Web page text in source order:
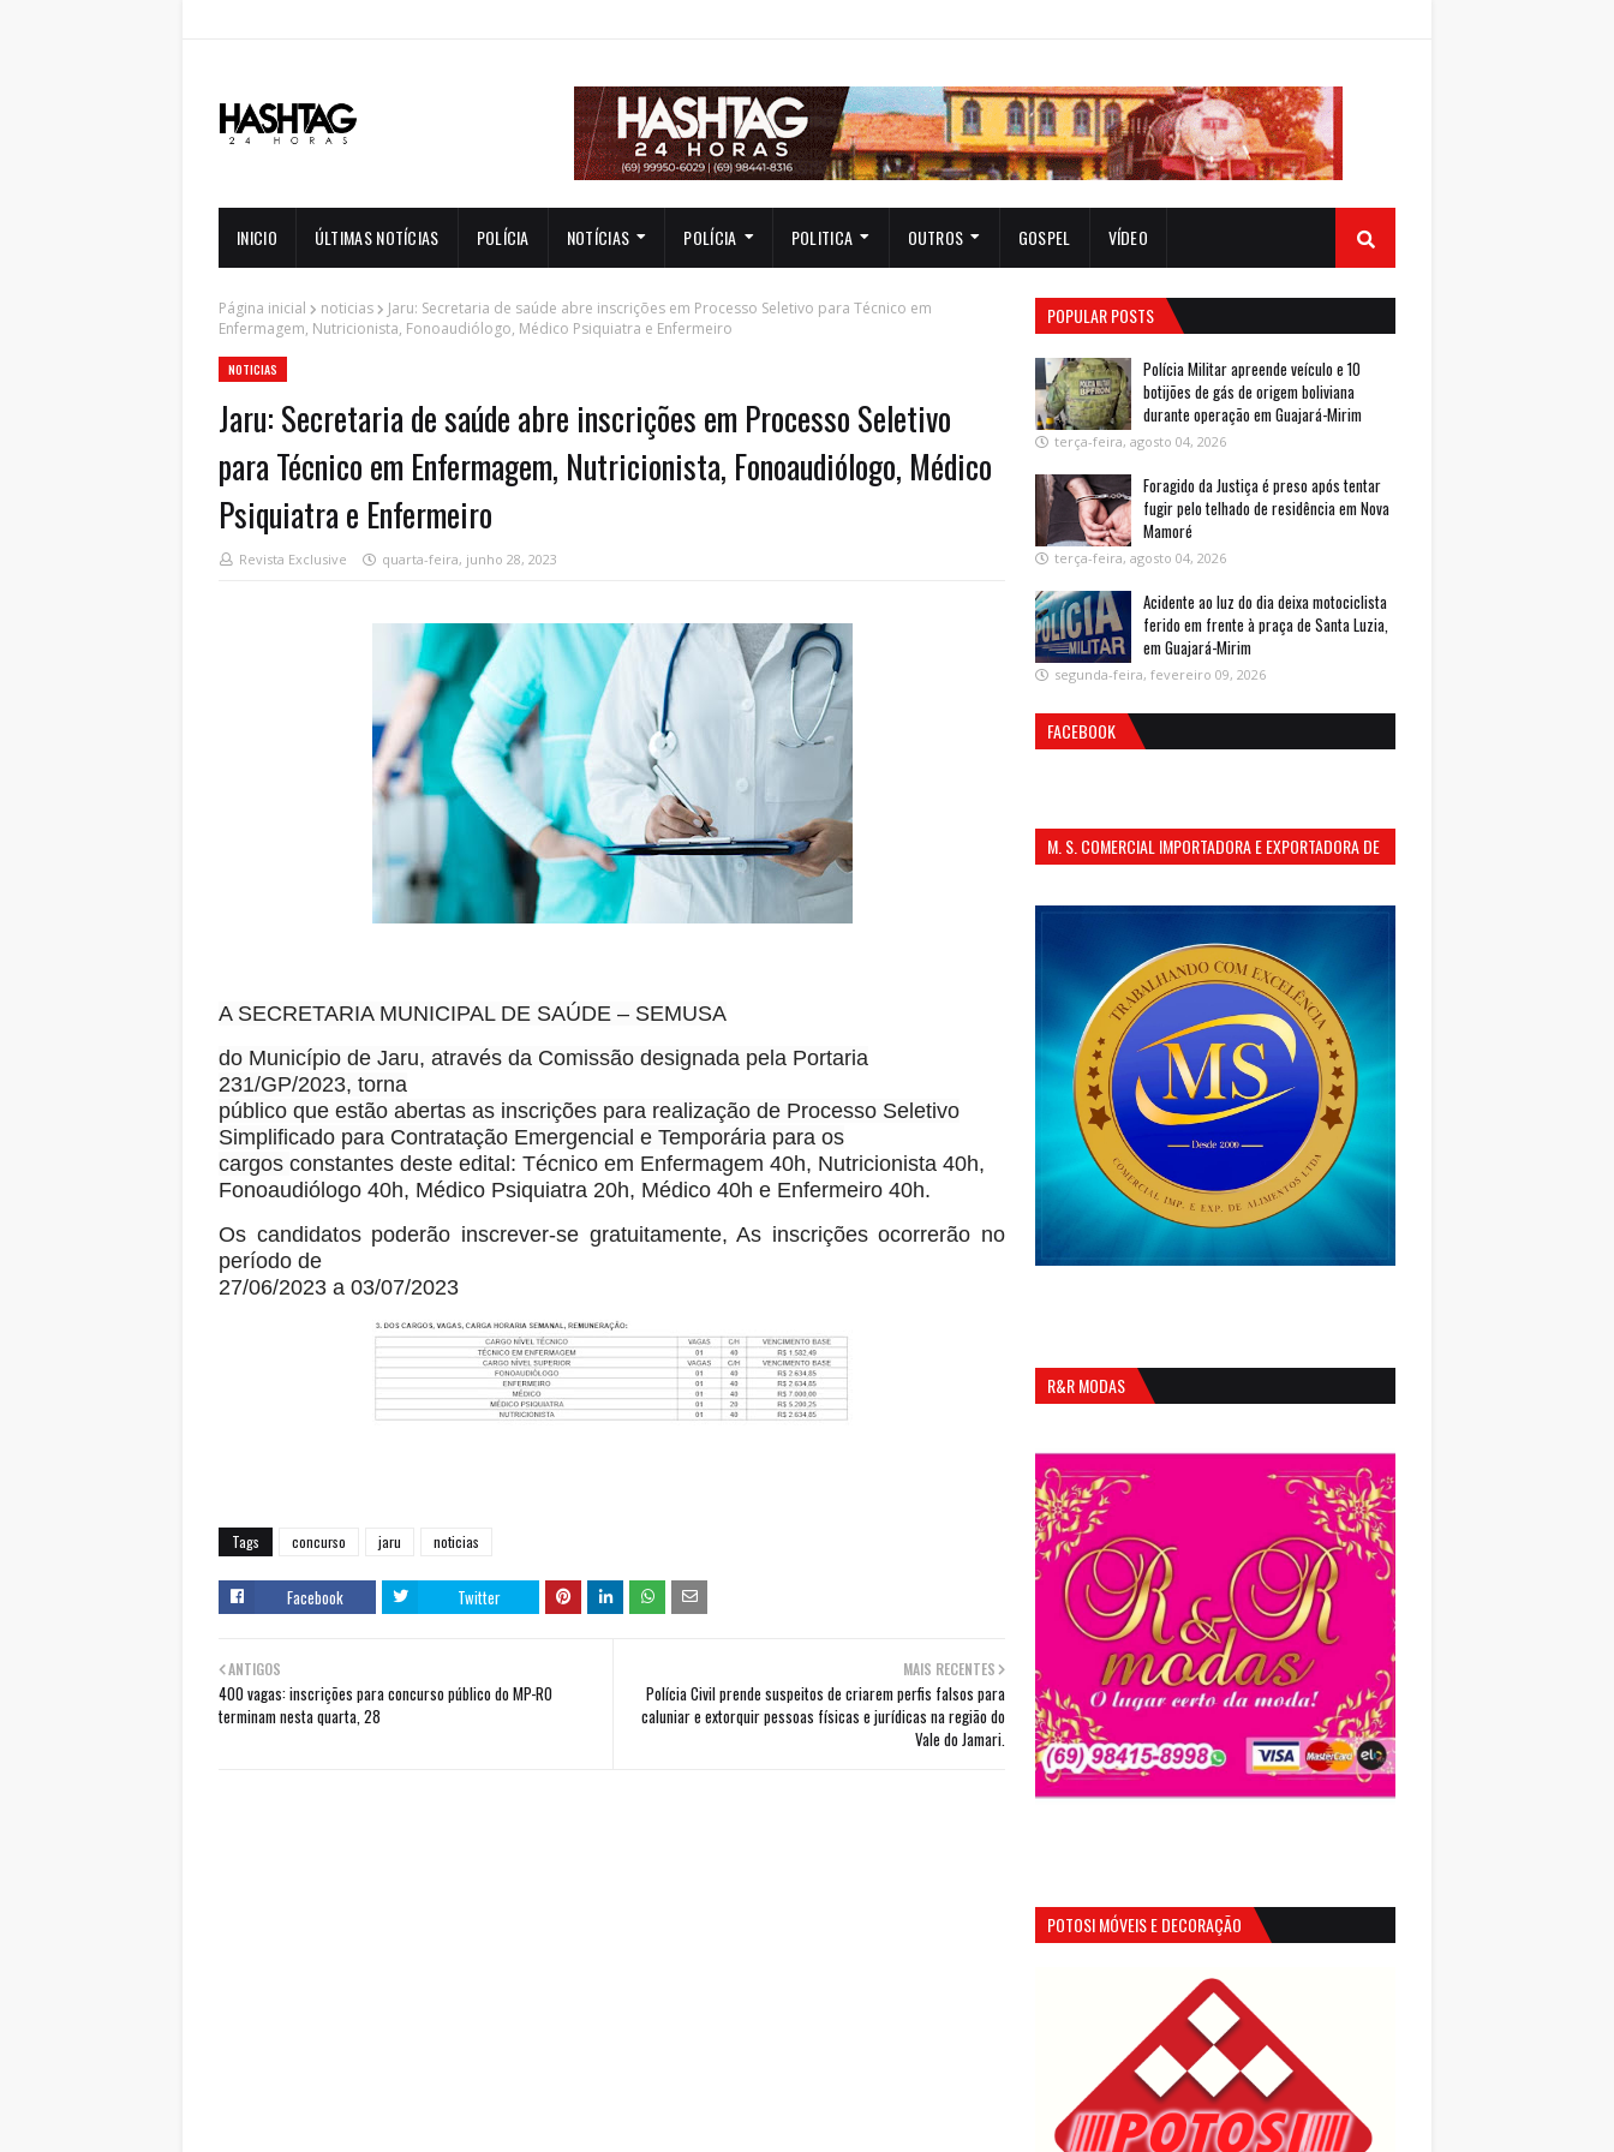
INICIO ÚLTIMAS NOTÍCIAS POLÍCIA NOTÍCIAS POLÍCIA POLITICA OUTROS GOSPEL VÍDEO
Página inicial noticias
Jaru: Secretaria de saúde abre inscrições em Processo Seletivo para Técnico em
Enfermagem, Nutricionista, Fonoaudiólogo, Médico Psiquiatra e Enfermeiro
NOTICIAS
Jaru: Secretaria de saúde abre inscrições em Processo Seletivo
para Técnico em Enfermagem, Nutricionista, Fonoaudiólogo, Médico
Psiquiatra e Enfermeiro
Revista Exclusive quarta-feira, junho 28, 2023
A SECRETARIA MUNICIPAL DE SAÚDE – SEMUSA
do Município de Jaru, através da Comissão designada pela Portaria
231/GP/2023, torna
público que estão abertas as inscrições para realização de Processo Seletivo
Simplificado para Contratação Emergencial e Temporária para os
cargos constantes deste edital: Técnico em Enfermagem 40h, Nutricionista 40h,
Fonoaudiólogo 40h, Médico Psiquiatra 20h, Médico 40h e Enfermeiro 40h.
Os candidatos poderão inscrever-se gratuitamente, As inscrições ocorrerão no
período de
27/06/2023 a 03/07/2023
Tags concurso jaru noticias
Facebook Twitter
MAIS RECENTES
Polícia Civil prende suspeitos de criarem perfis falsos para
caluniar e extorquir pessoas físicas e jurídicas na região do
Vale do Jamari.
ANTIGOS
400 vagas: inscrições para concurso público do MP-RO
terminam nesta quarta, 28
POPULAR POSTS
Polícia Militar apreende veículo e 10
botijões de gás de origem boliviana
durante operação em Guajará-Mirim
terça-feira, agosto 04, 2026
Foragido da Justiça é preso após tentar
fugir pelo telhado de residência em Nova
Mamoré
terça-feira, agosto 04, 2026
Acidente ao luz do dia deixa motociclista
ferido em frente à praça de Santa Luzia,
em Guajará-Mirim
segunda-feira, fevereiro 09, 2026
FACEBOOK
M. S. COMERCIAL IMPORTADORA E EXPORTADORA DE
R&R MODAS
POTOSI MÓVEIS E DECORAÇÃO